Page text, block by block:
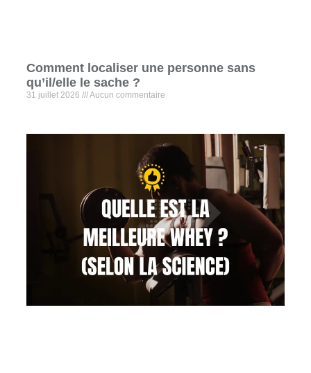
Comment localiser une personne sans
qu’il/elle le sache ?
31 juillet 2026 Aucun commentaire